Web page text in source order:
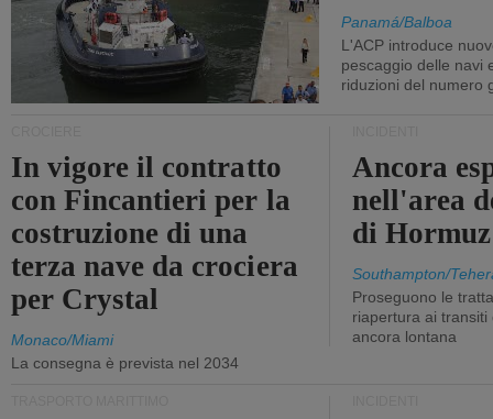
Panamá/Balboa
L'ACP introduce
pescaggio delle navi
riduzioni del numero
In vigore il contratto
con Fincantieri per la
costruzione di una
terza nave da crociera
per Crystal
Monaco/Miami
La consegna è prevista nel 2034
Ancora
nell'area
di Hormuz
Southampton/
Proseguono le
riapertura ai
ancora lontana